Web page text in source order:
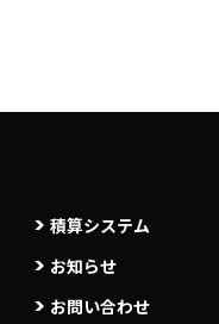
積算システム
お知らせ
お問い合わせ